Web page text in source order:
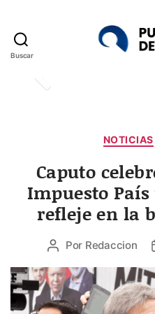
Buscar
NOTICIAS
Caputo
Impuesto País
refleje en la
Autor
la
entrada
Por Redaccion